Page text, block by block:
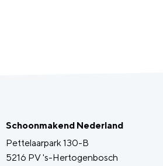
Schoonmakend Nederland
Pettelaarpark 130-B
5216 PV 's-Hertogenbosch